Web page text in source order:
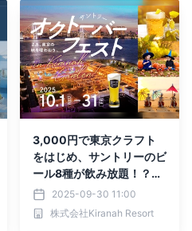
3,000円で東京クラフト
をはじめ、サントリーのビ
ール8種が飲み放題！？
『サントリー・オクトーバ
ーフェストinキラナ』開催
｜2025年10月1日（水）
2025-09-30 11:00
株式会社Kiranah Resort